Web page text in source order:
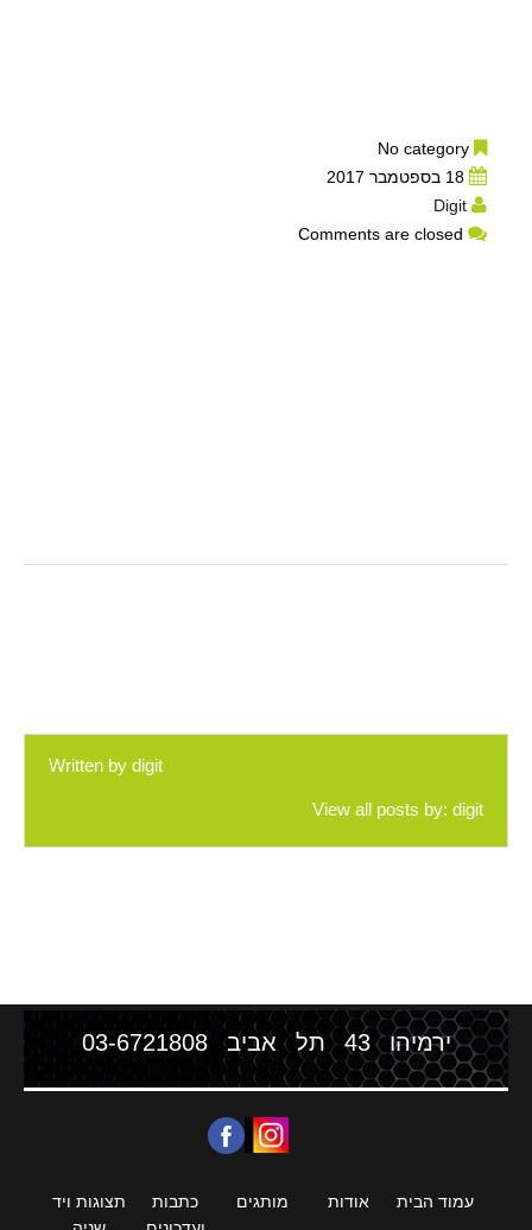
18 בספטמבר 2017
Digit
Comments are closed
Written by digit
View all posts by: digit
ירמיהו 43 תל אביב 03-6721808
עמוד הבית אודות מותגים
כתבות
תצוגות ויד